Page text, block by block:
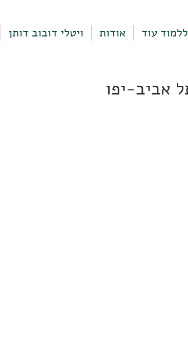
ויטלי דובוב דותן אודות ללמוד עוד